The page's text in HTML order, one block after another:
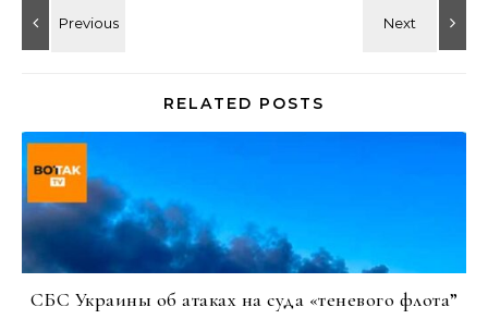
RELATED POSTS
СБС Украины об атаках на суда «теневого флота”